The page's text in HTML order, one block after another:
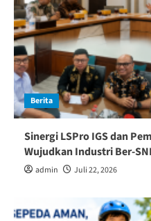
Berita
Sinergi LSPro IGS dan
Wujudkan Industri Ber-SNI
admin Juli 22, 2026